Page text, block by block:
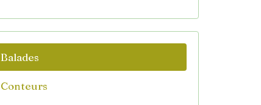
Balades
Conteurs